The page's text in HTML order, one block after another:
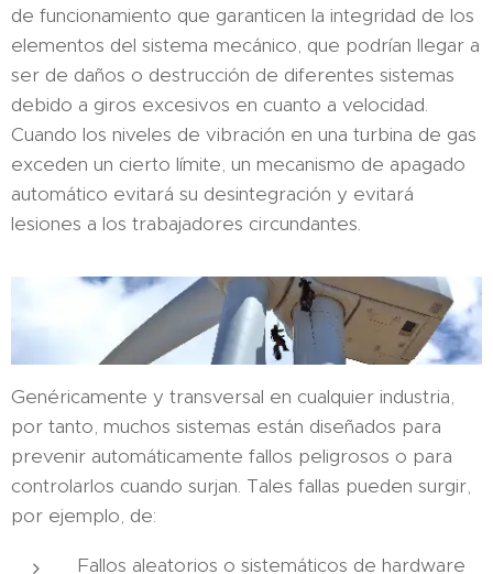
de funcionamiento que garanticen la integridad de los
elementos del sistema mecánico, que podrían llegar a
ser de daños o destrucción de diferentes sistemas
debido a giros excesivos en cuanto a velocidad.
Cuando los niveles de vibración en una turbina de gas
exceden un cierto límite, un mecanismo de apagado
automático evitará su desintegración y evitará
lesiones a los trabajadores circundantes.
Genéricamente y transversal en cualquier industria,
por tanto, muchos sistemas están diseñados para
prevenir automáticamente fallos peligrosos o para
controlarlos cuando surjan. Tales fallas pueden surgir,
por ejemplo, de:
Fallos aleatorios o sistemáticos de hardware